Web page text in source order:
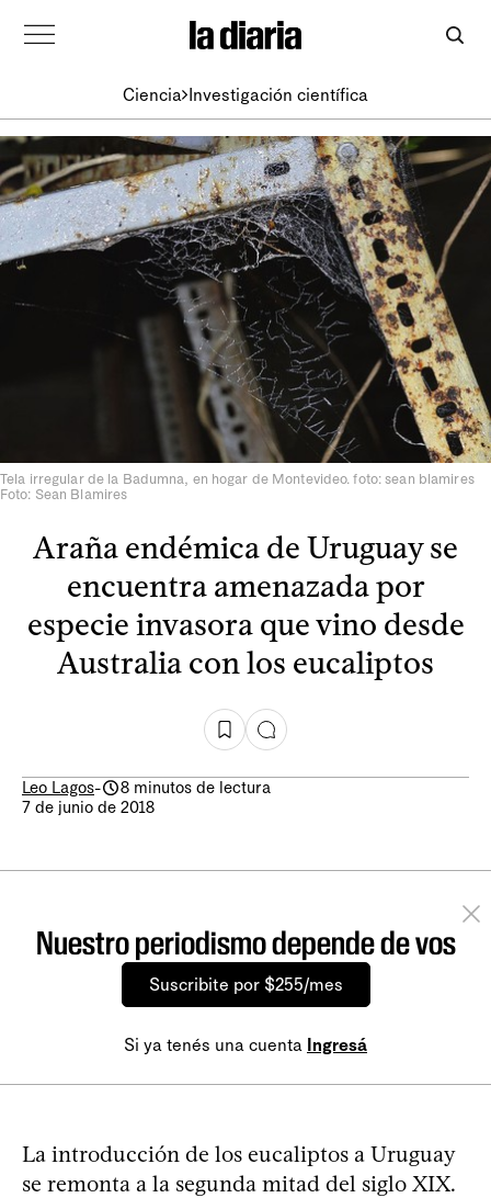
Ciencia Investigación científica
Tela irregular de la Badumna, en hogar de Montevideo. foto: sean blamires
Foto: Sean Blamires
Araña endémica de Uruguay se
encuentra amenazada por
especie invasora que vino desde
Australia con los eucaliptos
Leo Lagos-
8 minutos de lectura
7 de junio de 2018
Nuestro periodismo depende de vos
Suscribite por $255/mes
Si ya tenés una cuenta Ingresá
La introducción de los eucaliptos a Uruguay
se remonta a la segunda mitad del siglo XIX.